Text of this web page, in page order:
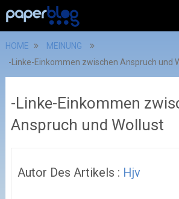
HOME
MEINUNG
-Linke-Einkommen zwischen Anspruch und
-Linke-Einkommen
Anspruch und Wollust
Autor Des Artikels : Hjv